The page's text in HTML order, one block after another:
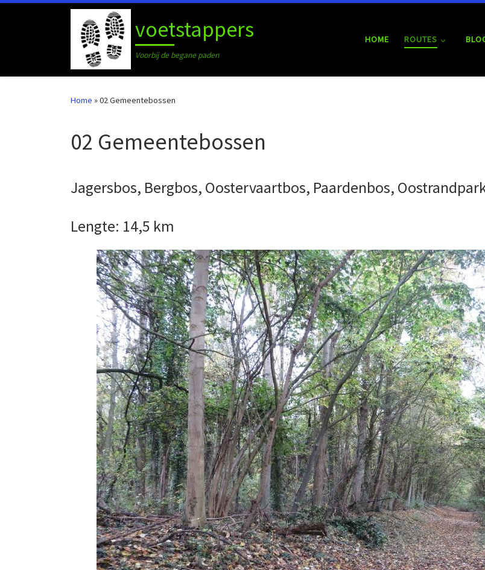
voetstappers
Voorbij de begane paden
HOME ROUTES
Home »02 Gemeentebossen
02 Gemeentebossen
Jagersbos, Bergbos, Oostervaartbos, Paardenbos,
Lengte: 14,5 km